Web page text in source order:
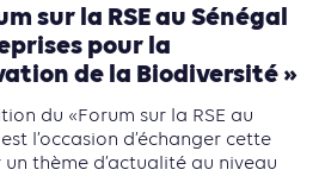
sur la RSE au Sénégal
pour la
de la Biodiversité »
du «Forum sur la RSE au
l’occasion d’échanger cette
un thème d’actualité au niveau